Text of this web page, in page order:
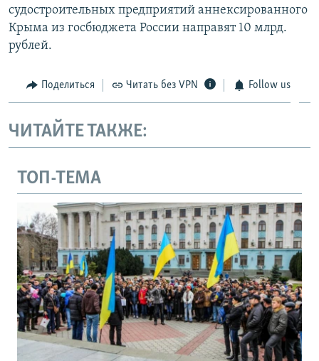
судостроительных предприятий аннексированного
Крыма из госбюджета России направят 10 млрд.
рублей.
Поделиться Читать без VPN Follow us
ЧИТАЙТЕ ТАКЖЕ:
ТОП-ТЕМА